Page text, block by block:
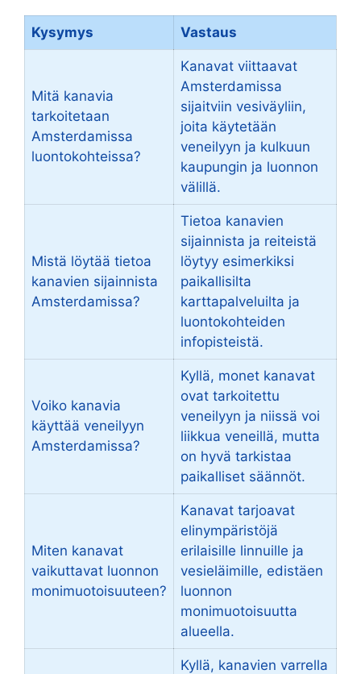
Kysymys Vastaus
Mitä kanavia
tarkoitetaan
Amsterdamissa
luontokohteissa?
Kanavat viittaavat
Amsterdamissa
sijaitviin vesiväyliin,
joita käytetään
veneilyyn ja kulkuun
kaupungin ja luonnon
välillä.
Mistä löytää tietoa
kanavien sijainnista
Amsterdamissa?
Tietoa kanavien
sijainnista ja reiteistä
löytyy esimerkiksi
paikallisilta
karttapalveluilta ja
luontokohteiden
infopisteistä.
Voiko kanavia
käyttää veneilyyn
Amsterdamissa?
Kyllä, monet kanavat
ovat tarkoitettu
veneilyyn ja niissä voi
liikkua veneillä, mutta
on hyvä tarkistaa
paikalliset säännöt.
Miten kanavat
vaikuttavat luonnon
monimuotoisuuteen?
Kanavat tarjoavat
elinympäristöjä
erilaisille linnuille ja
vesieläimille, edistäen
luonnon
monimuotoisuutta
alueella.
Kyllä, kanavien varrella